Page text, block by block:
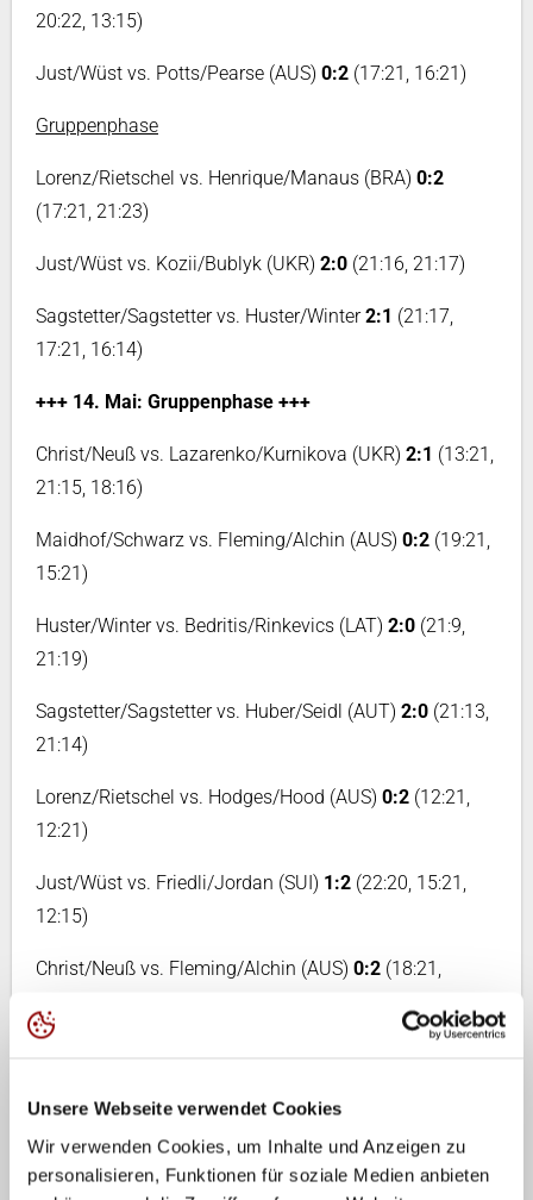
Unsere Webseite verwendet Cookies
Wir verwenden Cookies, um Inhalte und Anzeigen zu
personalisieren, Funktionen für soziale Medien anbieten
20:22, 13:15)
Just/Wüst vs. Potts/Pearse (AUS) 0:2 (17:21, 16:21)
Gruppenphase
Lorenz/Rietschel vs. Henrique/Manaus (BRA) 0:2
(17:21, 21:23)
Just/Wüst vs. Kozii/Bublyk (UKR) 2:0 (21:16, 21:17)
Sagstetter/Sagstetter vs. Huster/Winter2:1 (21:17,
17:21, 16:14)
+++ 14. Mai: Gruppenphase +++
Christ/Neuß vs. Lazarenko/Kurnikova (UKR) 2:1 (13:21,
21:15, 18:16)
Maidhof/Schwarz vs. Fleming/Alchin (AUS) 0:2 (19:21,
15:21)
Huster/Winter vs. Bedritis/Rinkevics (LAT) 2:0 (21:9,
21:19)
Sagstetter/Sagstetter vs. Huber/Seidl (AUT) 2:0 (21:13,
21:14)
Lorenz/Rietschel vs. Hodges/Hood (AUS) 0:2 (12:21,
12:21)
Just/Wüst vs. Friedli/Jordan (SUI) 1:2 (22:20, 15:21,
12:15)
Christ/Neuß vs. Fleming/Alchin (AUS) 0:2 (18:21,
+++ 13. Mai: Qualifikation +++
Maidhof/Schwarz vs. Zhuang/Wang 2:0 (21:13, 21:16)